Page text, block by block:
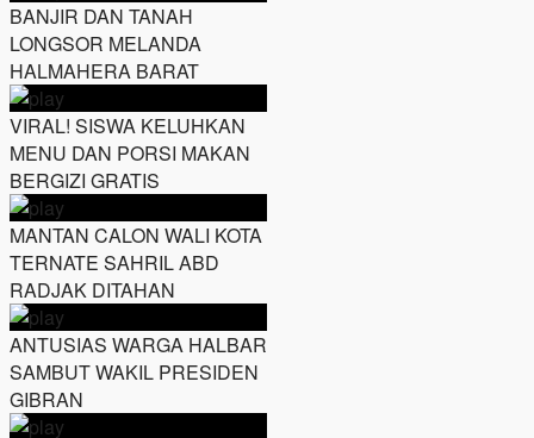
BANJIR DAN TANAH
LONGSOR MELANDA
HALMAHERA BARAT
VIRAL! SISWA KELUHKAN
MENU DAN PORSI MAKAN
BERGIZI GRATIS
MANTAN CALON WALI KOTA
TERNATE SAHRIL ABD
RADJAK DITAHAN
ANTUSIAS WARGA HALBAR
SAMBUT WAKIL PRESIDEN
GIBRAN